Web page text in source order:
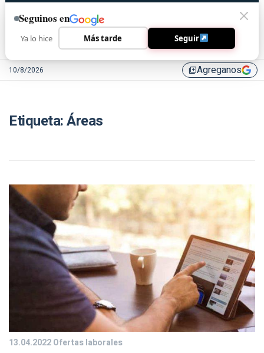
10/8/2026 library_addAgreganos
Etiqueta:Áreas
13.04.2022Ofertas laborales
Seguinos en
Ya lo hice Más tarde Seguir